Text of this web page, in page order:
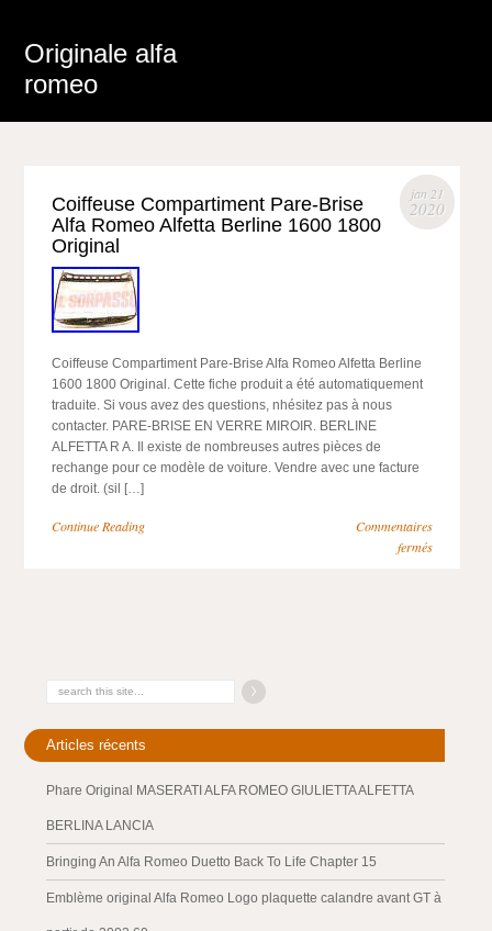
Originale alfa
romeo
jan 21
2020
Coiffeuse Compartiment Pare-Brise
Alfa Romeo Alfetta Berline 1600 1800
Original
Coiffeuse Compartiment Pare-Brise Alfa Romeo Alfetta Berline
1600 1800 Original. Cette fiche produit a été automatiquement
traduite. Si vous avez des questions, nhésitez pas à nous
contacter. PARE-BRISE EN VERRE MIROIR. BERLINE
ALFETTA R A. Il existe de nombreuses autres pièces de
rechange pour ce modèle de voiture. Vendre avec une facture
de droit. (sil […]
Continue Reading
Commentaires
fermés
Articles récents
Phare Original MASERATI ALFA ROMEO GIULIETTA ALFETTA
BERLINA LANCIA
Bringing An Alfa Romeo Duetto Back To Life Chapter 15
Emblème original Alfa Romeo Logo plaquette calandre avant GT à